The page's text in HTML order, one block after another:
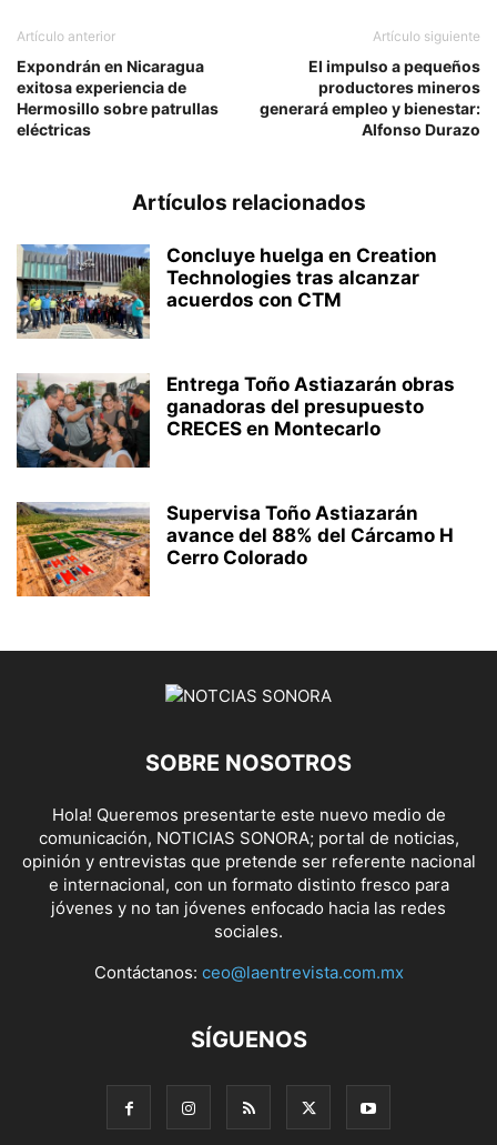
Artículo anterior
Expondrán en Nicaragua
exitosa experiencia de
Hermosillo sobre patrullas
eléctricas
Artículo siguiente
El impulso a pequeños
productores mineros
generará empleo y bienestar:
Alfonso Durazo
Artículos relacionados
Concluye huelga en Creation
Technologies tras alcanzar
acuerdos con CTM
Entrega Toño Astiazarán obras
ganadoras del presupuesto
CRECES en Montecarlo
Supervisa Toño Astiazarán
avance del 88% del Cárcamo H
Cerro Colorado
SOBRE NOSOTROS
Hola! Queremos presentarte este nuevo medio de
comunicación, NOTICIAS SONORA; portal de noticias,
opinión y entrevistas que pretende ser referente nacional
e internacional, con un formato distinto fresco para
jóvenes y no tan jóvenes enfocado hacia las redes
sociales.
Contáctanos: ceo@laentrevista.com.mx
SÍGUENOS